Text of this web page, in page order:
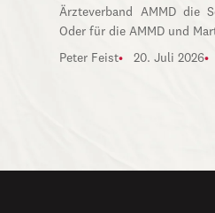
Ärzteverband AMMD die
Oder für die AMMD und
Peter Feist 20. Juli 2026